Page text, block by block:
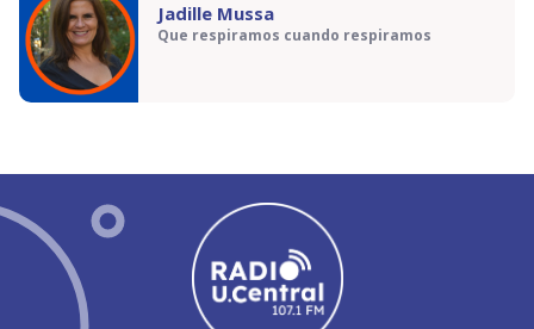
Jadille Mussa
Que respiramos cuando respiramos